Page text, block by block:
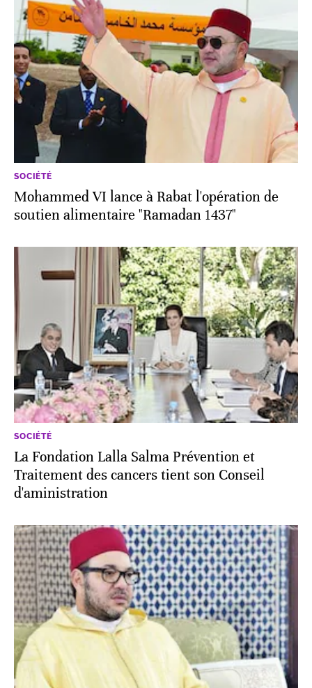
SOCIÉTÉ
Mohammed VI lance à Rabat l'opération de
soutien alimentaire "Ramadan 1437"
SOCIÉTÉ
La Fondation Lalla Salma Prévention et
Traitement des cancers tient son Conseil
d'aministration